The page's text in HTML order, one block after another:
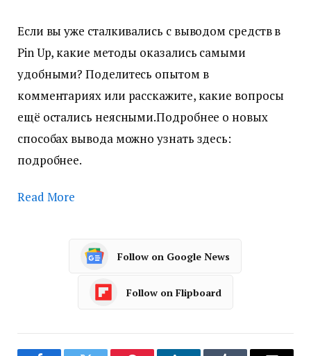
Если вы уже сталкивались с выводом средств в
Pin Up, какие методы оказались самыми
удобными? Поделитесь опытом в
комментариях или расскажите, какие вопросы
ещё остались неясными.Подробнее о новых
способах вывода можно узнать здесь:
подробнее.
Read More
Follow on Google News
Follow on Flipboard